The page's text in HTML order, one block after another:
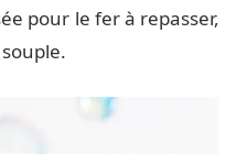
pour le fer à repasser,